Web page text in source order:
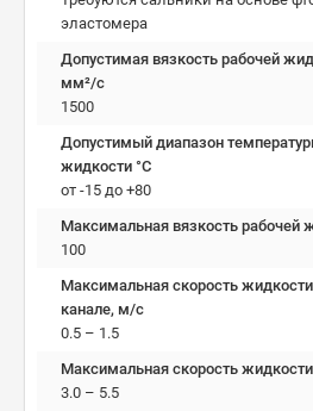
эластомера
Допустимая вязкость рабочей
мм²/c
1500
Допустимый диапазон
жидкости °C
от -15 до +80
Максимальная вязкость рабочей
100
Максимальная скорость
канале, м/с
0.5 – 1.5
Максимальная скорость
3.0 – 5.5